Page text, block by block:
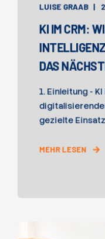
LUISE GRAAB
KI IM CRM:
DAS
1. Einleitung -
gezielte
MEHR LESEN